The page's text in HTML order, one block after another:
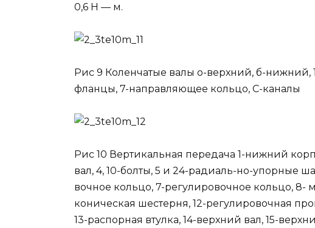
0,6 Н — м.
Рис 9 Коленчатые валы о-верхний, б-нижний,
фланцы, 7-направляющее кольцо, С-каналы
Рис 10 Вертикальная передача 1-нижний
вал, 4, 10-болты, 5 и 24-радиаль-но-упорные
вочное кольцо, 7-регулировочное кольцо, 8-
коническая шестерня, 12-регулировочная
13-распорная втулка, 14-верхний вал, 15-